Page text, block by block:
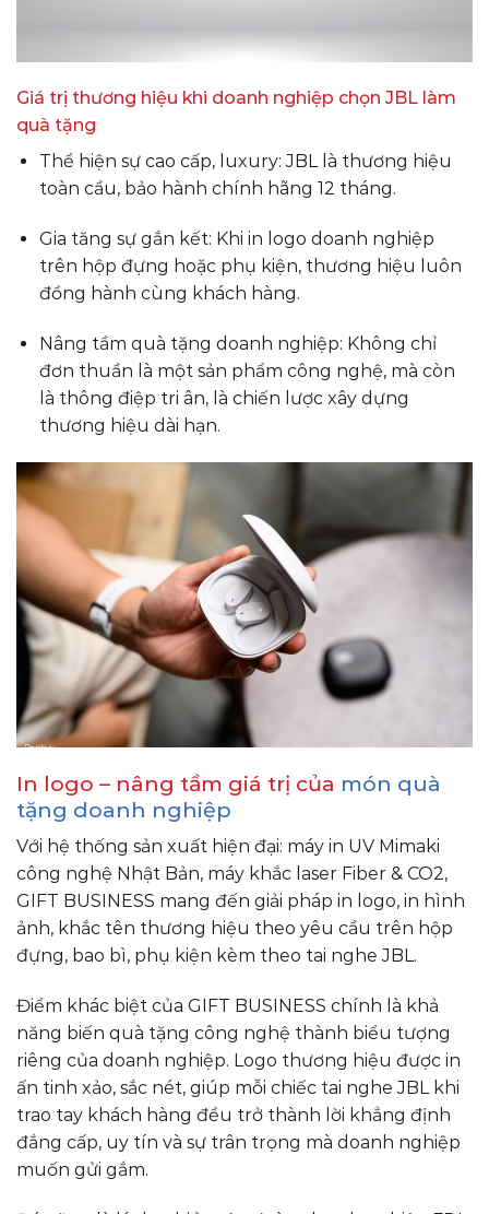
Giá trị thương hiệu khi doanh nghiệp chọn JBL làm
quà tặng
Thể hiện sự cao cấp, luxury: JBL là thương hiệu
toàn cầu, bảo hành chính hãng 12 tháng.
Gia tăng sự gắn kết: Khi in logo doanh nghiệp
trên hộp đựng hoặc phụ kiện, thương hiệu luôn
đồng hành cùng khách hàng.
Nâng tầm quà tặng doanh nghiệp: Không chỉ
đơn thuần là một sản phẩm công nghệ, mà còn
là thông điệp tri ân, là chiến lược xây dựng
thương hiệu dài hạn.
In logo – nâng tầm giá trị của món quà
tặng doanh nghiệp
Với hệ thống sản xuất hiện đại: máy in UV Mimaki
công nghệ Nhật Bản, máy khắc laser Fiber & CO2,
GIFT BUSINESS mang đến giải pháp in logo, in hình
ảnh, khắc tên thương hiệu theo yêu cầu trên hộp
đựng, bao bì, phụ kiện kèm theo tai nghe JBL.
Điểm khác biệt của GIFT BUSINESS chính là khả
năng biến quà tặng công nghệ thành biểu tượng
riêng của doanh nghiệp. Logo thương hiệu được in
ấn tinh xảo, sắc nét, giúp mỗi chiếc tai nghe JBL khi
trao tay khách hàng đều trở thành lời khẳng định
đẳng cấp, uy tín và sự trân trọng mà doanh nghiệp
muốn gửi gắm.